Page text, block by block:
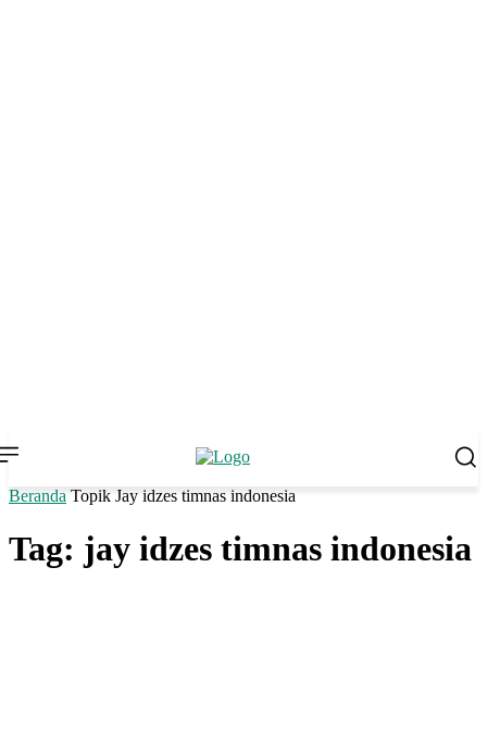
Beranda Topik Jay idzes timnas indonesia
Tag: jay idzes timnas indonesia